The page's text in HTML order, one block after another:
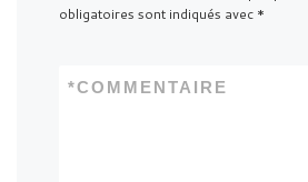
obligatoires sont indiqués avec *
COMMENTAIRE
*